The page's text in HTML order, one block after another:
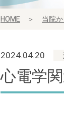
HOME ＞ 当院
2024.04.20
心電学